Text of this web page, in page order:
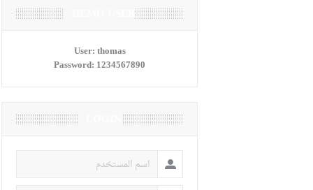
User:thomas
Password: 1234567890